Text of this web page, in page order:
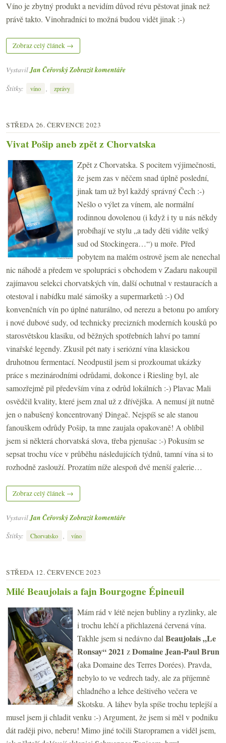
Víno je zbytný produkt a nevidím důvod révu pěstovat jinak než
právě takto. Vinohradníci to možná budou vidět jinak :-)
Zobraz celý článek →
VystavilJan ČeřovskýZobrazit komentáře
Štítky:
víno , zprávy
STŘEDA 26. ČERVENCE 2023
Vivat Pošip aneb zpět z Chorvatska
Zpět z Chorvatska. S pocitem výjimečnosti,
že jsem zas v něčem snad úplně poslední,
jinak tam už byl každý správný Čech :-)
Nešlo o výlet za vínem, ale normální
rodinnou dovolenou (i když i ty u nás někdy
probíhají ve stylu „a tady děti vidíte velký
sud od Stockingera…“) u moře. Před
pobytem na malém ostrově jsem ale nenechal
nic náhodě a předem ve spolupráci s obchodem v Zadaru nakoupil
zajímavou selekci chorvatských vín, další ochutnal v restauracích a
otestoval i nabídku malé sámošky a supermarketů :-) Od
konvenčních vín po úplné naturálno, od nerezu a betonu po amfory
i nové dubové sudy, od technicky precizních moderních kousků po
starosvětskou klasiku, od běžných spotřebních lahví po tamní
vinařské legendy. Zkusil pét naty i seriózní vína klasickou
druhotnou fermentací. Neodpustil jsem si prozkoumat ukázky
práce s mezinárodními odrůdami, dokonce i Riesling byl, ale
samozřejmě pil především vína z odrůd lokálních :-) Plavac Mali
osvědčil kvality, které jsem znal už z dřívějška. A nemusí jít nutně
jen o nabušený koncentrovaný Dingač. Nejspíš se ale stanou
fanouškem odrůdy Pošip, ta mne zaujala opakovaně! A oblíbil
jsem si některá chorvatská slova, třeba pjenušac :-) Pokusím se
sepsat trochu více v průběhu následujících týdnů, tamní vína si to
rozhodně zaslouží. Prozatím níže alespoň dvě menší galerie…
Zobraz celý článek →
VystavilJan ČeřovskýZobrazit komentáře
Štítky:
Chorvatsko , víno
STŘEDA 12. ČERVENCE 2023
Milé Beaujolais a fajn Bourgogne Épineuil
Mám rád v létě nejen bubliny a ryzlinky, ale
i trochu lehčí a přichlazená červená vína.
Takhle jsem si nedávno dalBeaujolais „Le
Ronsay“ 2021 zDomaine Jean-Paul Brun
(aka Domaine des Terres Dorées). Pravda,
nebylo to ve vedrech tady, ale za příjemně
chladného a lehce deštivého večera ve
Skotsku. A láhev byla spíše trochu teplejší a
musel jsem ji chladit venku :-) Argument, že jsem si měl v podniku
dát raději pivo, neberu! Mimo jiné točili Staropramen a viděl jsem,